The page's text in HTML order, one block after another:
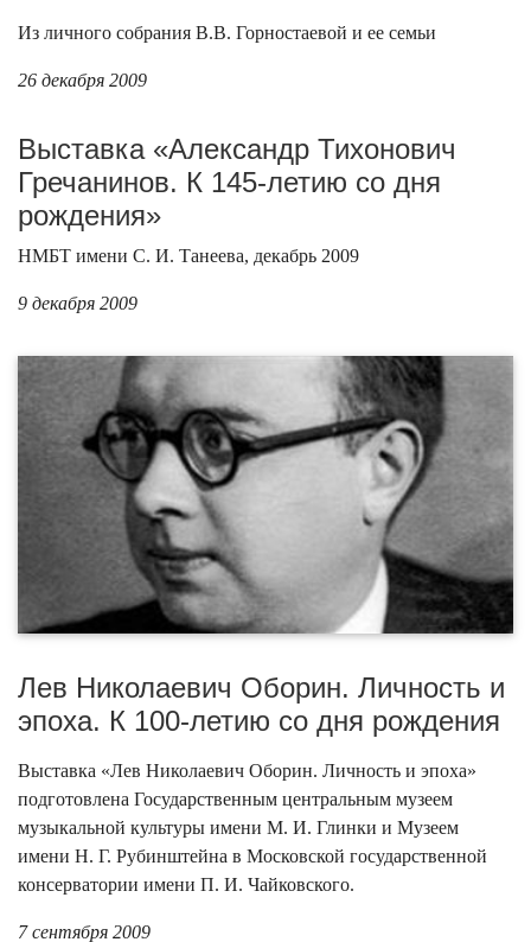
Из личного собрания В.В. Горностаевой и ее семьи
26 декабря 2009
Выставка «Александр Тихонович
Гречанинов. К 145-летию со дня
рождения»
НМБТ имени С. И. Танеева, декабрь 2009
9 декабря 2009
Лев Николаевич Оборин. Личность и
эпоха. К 100-летию со дня рождения
Выставка «Лев Николаевич Оборин. Личность и эпоха»
подготовлена Государственным центральным музеем
музыкальной культуры имени М. И. Глинки и Музеем
имени Н. Г. Рубинштейна в Московской государственной
консерватории имени П. И. Чайковского.
7 сентября 2009